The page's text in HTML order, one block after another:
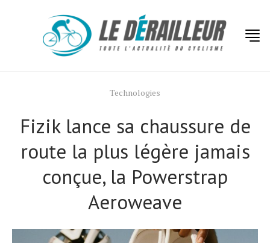
Technologies
Fizik lance sa chaussure de
route la plus légère jamais
conçue, la Powerstrap
Aeroweave